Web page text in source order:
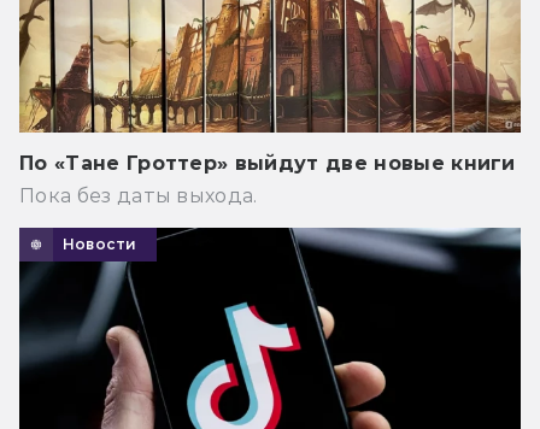
По «Тане Гроттер» выйдут две новые книги
Пока без даты выхода.
Новости